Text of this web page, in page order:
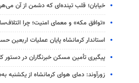
خیابان؛ قلب تپنده‌ای که دشمن از آن
«توافق مکه» و معمای امنیت؛ چرا
استاندار کرمانشاه پایان عملیات اربعین
پیگیری تأمین مسکن خبرنگاران در دستور
زورآوند: دمای هوای کرمانشاه از